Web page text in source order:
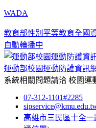
WADA
教育部性別平等教育全國
自動輪播中
運動部校園運動防護資訊
系統相關問題請洽 校園運
07-312-1101#2285
高雄市三民區十全